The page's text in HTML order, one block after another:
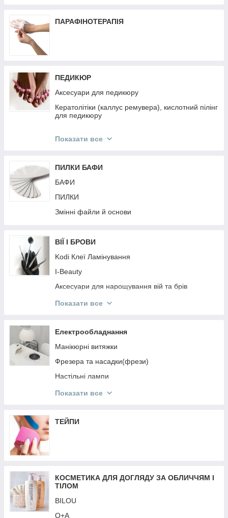
ПАРАФІНОТЕРАПІЯ
ПЕДИКЮР
Аксесуари для педикюру
Кератолітіки (каллус ремувера), кислотний пілінг
для педикюру
Показати все
ПИЛКИ БАФИ
БАФИ
ПИЛКИ
Змінні файли й основи
ВІЇ І БРОВИ
Kodi Клеї Ламінування
I-Beauty
Аксесуари для нарощування вій та брів
ReflectoCil
Levissime
ZOLA
Кисті для брів
Пінцети, ножнички для брів та аксесуари
NIKK MOLE
SCULPTOR
Показати все
Електрообладнання
Манікюрні витяжки
Фрезера та насадки(фрези)
Настільні лампи
Перукарське Електрообладнання
Обладнання для дезінфекції та стерилізації
Стартові набори
Показати все
ТЕЙПИ
КОСМЕТИКА ДЛЯ ДОГЛЯДУ ЗА ОБЛИЧЧЯМ І
ТІЛОМ
BILOU
Q+A